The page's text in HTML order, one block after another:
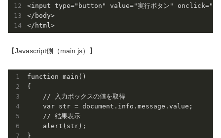
<input type="button" value="実行ボタン"
</body>
【Javascript側（main.js）】
function main()
{
    // 入力ボックスの値を取得
    var str = document.info.message.value;
    // 結果表示
    alert(str);